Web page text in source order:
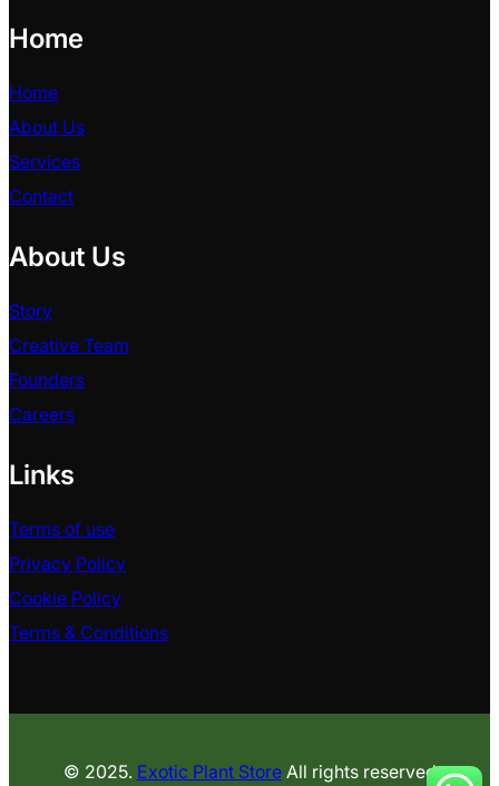
Home
Home
About Us
Services
Contact
About Us
Story
Creative Team
Founders
Careers
Links
Terms of use
Privacy Policy
Cookie Policy
Terms & Conditions
© 2025. Exotic Plant StoreAll rights reserved